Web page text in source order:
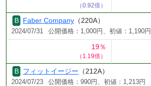
（0.92倍）
Faber Company （220A）
2024/07/31 公開価格：1,000円、初値：1,190円
19％
（1.19倍）
フィットイージー （212A）
2024/07/23 公開価格：990円、初値：1,213円